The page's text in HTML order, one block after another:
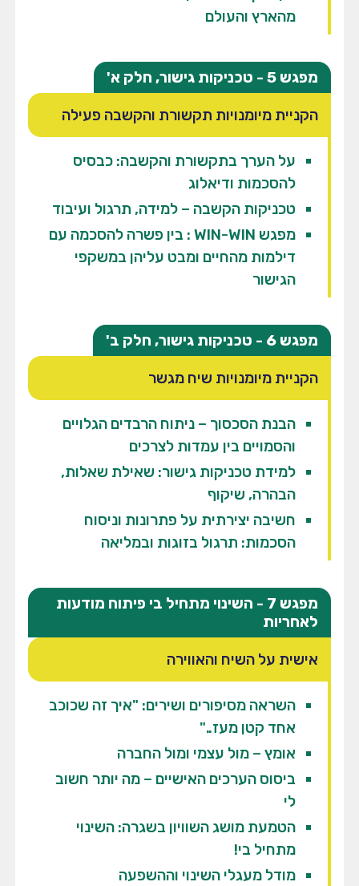
מהארץ והעולם
מפגש 5 - טכניקות גישור, חלק א'
הקניית מיומנויות תקשורת והקשבה פעילה
על הערך בתקשורת והקשבה: כבסיס
להסכמות ודיאלוג
טכניקות הקשבה – למידה, תרגול ועיבוד
מפגש WIN-WIN : בין פשרה להסכמה עם
דילמות מהחיים ומבט עליהן במשקפי
הגישור
מפגש 6 - טכניקות גישור, חלק ב'
הקניית מיומנויות שיח מגשר
הבנת הסכסוך – ניתוח הרבדים הגלויים
והסמויים בין עמדות לצרכים
למידת טכניקות גישור: שאילת שאלות,
הבהרה, שיקוף
חשיבה יצירתית על פתרונות וניסוח
הסכמות: תרגול בזוגות ובמליאה
מפגש 7 - השינוי מתחיל בי פיתוח מודעות
לאחריות
אישית על השיח והאווירה
השראה מסיפורים ושירים: "איך זה שכוכב
אחד קטן מעז.."
אומץ – מול עצמי ומול החברה
ביסוס הערכים האישיים – מה יותר חשוב
לי
הטמעת מושג השוויון בשגרה: השינוי
מתחיל בי!
מודל מעגלי השינוי וההשפעה